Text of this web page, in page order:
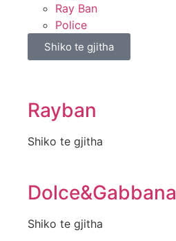
Ray Ban
Police
Shiko te gjitha
Rayban
Shiko te gjitha
Dolce&Gabbana
Shiko te gjitha